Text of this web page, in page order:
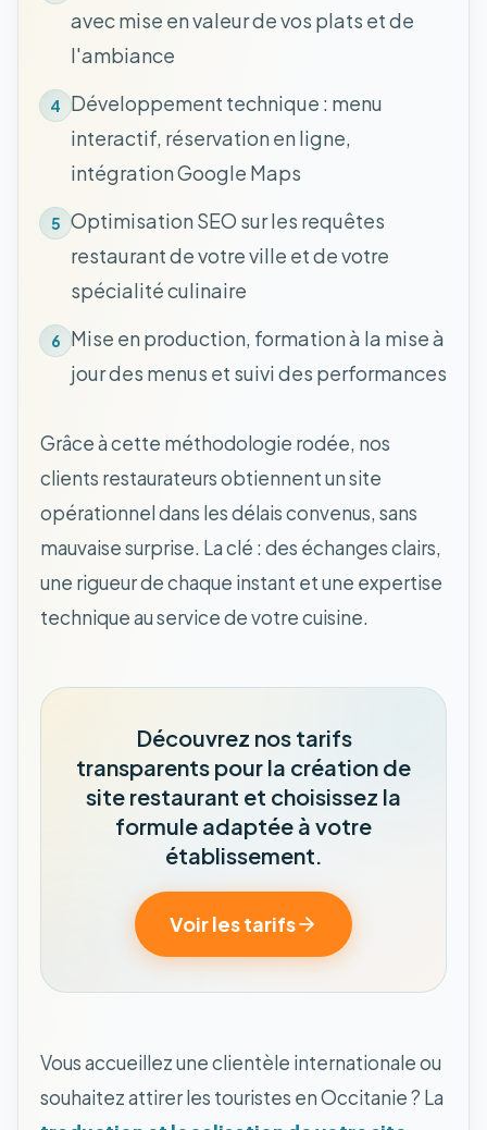
avec mise en valeur de vos plats et de
l'ambiance
4 Développement technique : menu
interactif, réservation en ligne,
intégration Google Maps
5 Optimisation SEO sur les requêtes
restaurant de votre ville et de votre
spécialité culinaire
6 Mise en production, formation à la mise à
jour des menus et suivi des performances
Grâce à cette méthodologie rodée, nos
clients restaurateurs obtiennent un site
opérationnel dans les délais convenus, sans
mauvaise surprise. La clé : des échanges clairs,
une rigueur de chaque instant et une expertise
technique au service de votre cuisine.
Découvrez nos tarifs
transparents pour la création de
site restaurant et choisissez la
formule adaptée à votre
établissement.
Voir les tarifs
Vous accueillez une clientèle internationale ou
souhaitez attirer les touristes en Occitanie ? La